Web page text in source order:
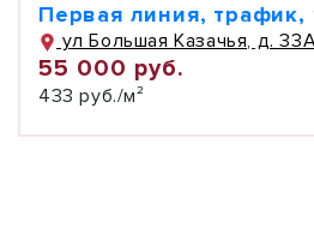
Первая линия, трафик,
ул Большая Казачья, д.
55 000 руб.
433 руб./м²